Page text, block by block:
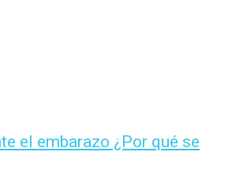
el embarazo ¿Por qué se